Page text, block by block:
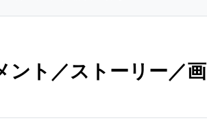
ント／ストーリー／画